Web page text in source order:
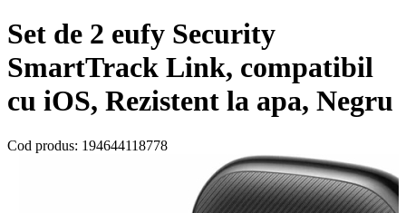
Set de 2 eufy Security
SmartTrack Link, compatibil
cu iOS, Rezistent la apa, Negru
Cod produs: 194644118778